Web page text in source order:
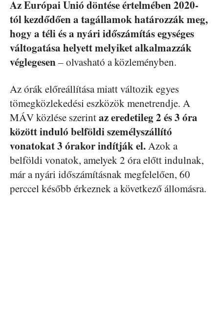
Az Európai Unió döntése értelmében 2020-
tól kezdődően a tagállamok határozzák meg,
hogy a téli és a nyári időszámítás egységes
váltogatása helyett melyiket alkalmazzák
véglegesen– olvasható a közleményben.
Az órák előreállítása miatt változik egyes
tömegközlekedési eszközök menetrendje. A
MÁV közlése szerintaz eredetileg 2 és 3 óra
között induló belföldi személyszállító
vonatokat 3 órakor indítják el.Azok a
belföldi vonatok, amelyek 2 óra előtt indulnak,
már a nyári időszámításnak megfelelően, 60
perccel később érkeznek a következő állomásra.